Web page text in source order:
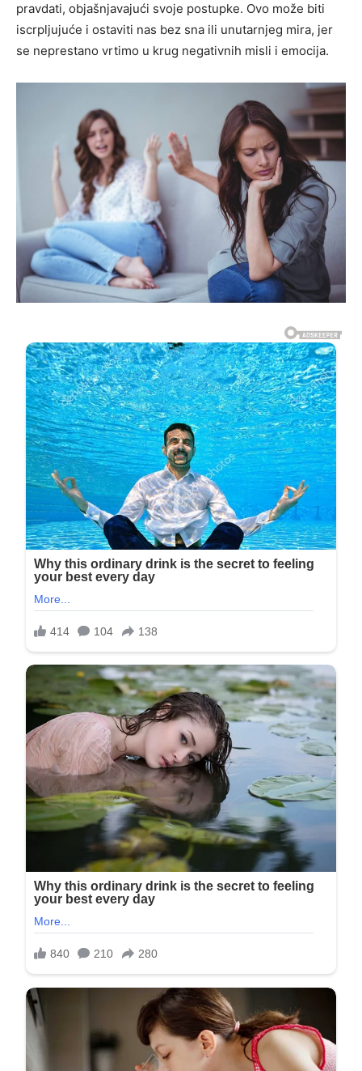
pravdati, objašnjavajući svoje postupke. Ovo može biti
iscrpljujuće i ostaviti nas bez sna ili unutarnjeg mira, jer
se neprestano vrtimo u krug negativnih misli i emocija.